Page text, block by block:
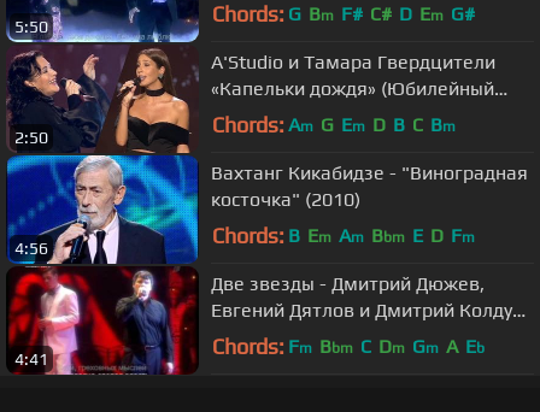
5:50 Chords: G Bm F# C# D Em G#
2:50
A'Studio и Тамара Гвердцители
«Капельки дождя» (Юбилейный
концерт, 4 марта 2018)
Chords: Am G Em D B C Bm
4:56
Вахтанг Кикабидзе - "Виноградная
косточка" (2010)
Chords: B Em Am Bbm E D Fm
4:41
Две звезды - Дмитрий Дюжев,
Евгений Дятлов и Дмитрий Колдун
- "Belle"
Chords: Fm Bbm C Dm Gm A Eb